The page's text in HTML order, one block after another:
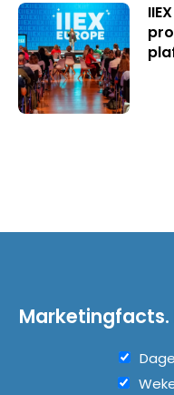
Marketingfacts.